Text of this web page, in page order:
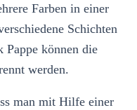
Farben in einer
Schichten
Pappe können die
werden.
man mit Hilfe einer